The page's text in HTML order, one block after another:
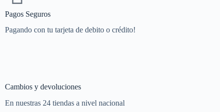
Pagos Seguros
Pagando con tu tarjeta de debito o crédito!
Cambios y devoluciones
En nuestras 24 tiendas a nivel nacional